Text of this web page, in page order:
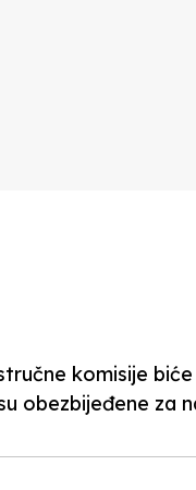
komisije biće
obezbijeđene za